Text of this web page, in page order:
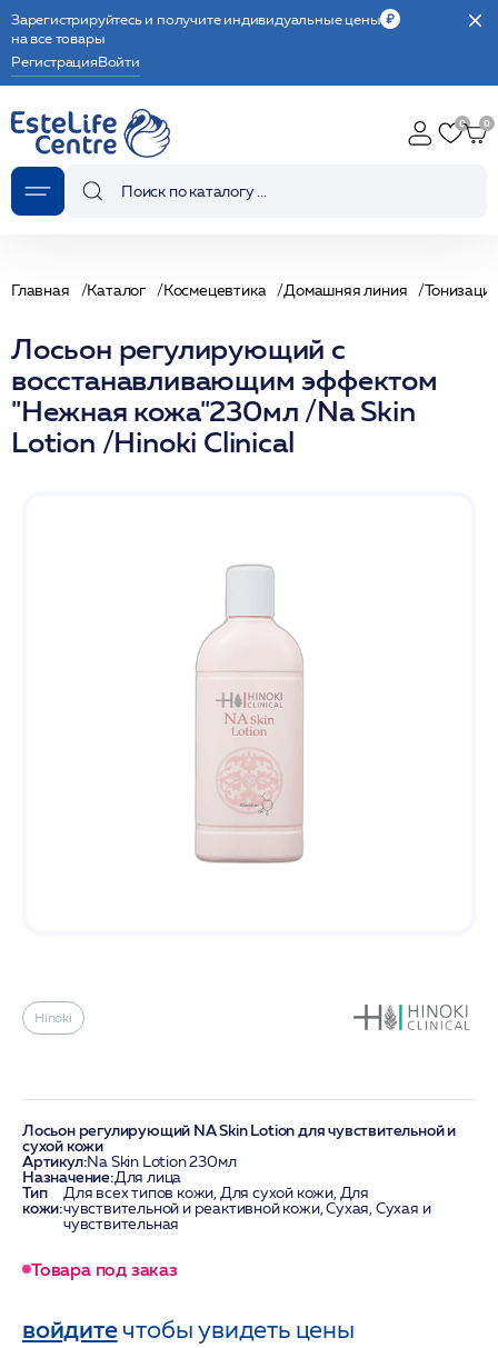
Зарегистрируйтесь и получите индивидуальные цены
на все товары
РегистрацияВойти
Главная Каталог Космецевтика Домашняя линия
Лосьон регулирующий с
восстанавливающим эффектом
"Нежная кожа"230мл /Na Skin
Lotion /Hinoki Clinical
Hinoki
Лосьон регулирующий NA Skin Lotion для чувствительной и
сухой кожи
Артикул:Na Skin Lotion 230мл
Назначение:Для лица
Тип
кожи:
Для всех типов кожи, Для сухой кожи, Для
чувствительной и реактивной кожи, Сухая, Сухая и
чувствительная
Товара под заказ
войдитечтобы увидеть цены